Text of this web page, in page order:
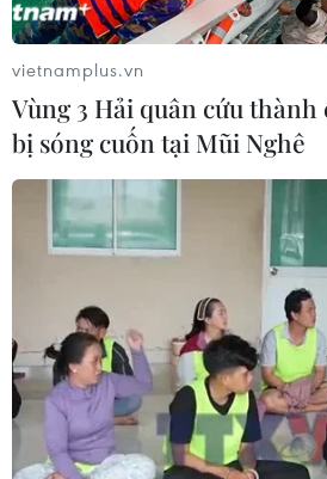
khác bị thương trong một vụ xe ô
Nam Trung Quốc.
vietnamplus.vn
Vùng 3 Hải quân cứu thành
bị sóng cuốn tại Mũi Nghê